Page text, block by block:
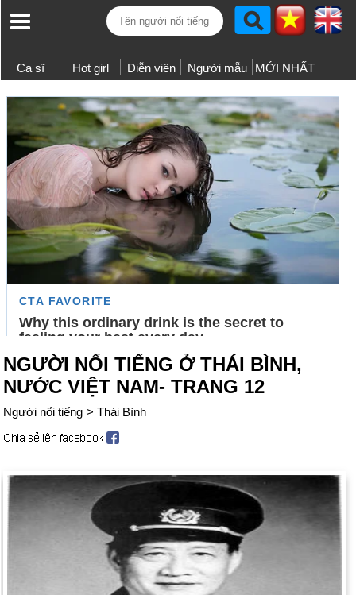
Ca sĩ Hot girl Diễn viên Người mẫu MỚI NHẤT
NGƯỜI NỔI TIẾNG Ở THÁI BÌNH,
NƯỚC VIỆT NAM- TRANG 12
Người nổi tiếng > Thái Bình